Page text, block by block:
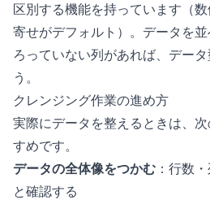
区別する機能を持っています（
寄せがデフォルト）。データを
ろっていない列があれば、デー
う。
クレンジング作業の進め方
実際にデータを整えるときは、
すめです。
データの全体像をつかむ ：行数
と確認する